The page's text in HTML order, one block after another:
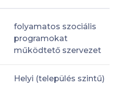
folyamatos szociális
programokat
működtető szervezet
Helyi (település szintű)